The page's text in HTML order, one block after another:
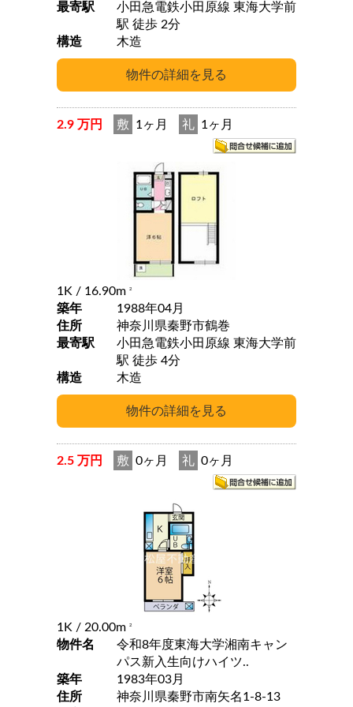
最寄駅
小田急電鉄小田原線 東海大学前
駅 徒歩 2分
構造
木造
2.9 万円 敷 1ヶ月 礼 1ヶ月
1K / 16.90m 2
築年
1988年04月
住所
神奈川県秦野市鶴巻
最寄駅
小田急電鉄小田原線 東海大学前
駅 徒歩 4分
構造
木造
2.5 万円 敷 0ヶ月 礼 0ヶ月
1K / 20.00m 2
物件名
令和8年度東海大学湘南キャン
パス新入生向けハイツ..
築年
1983年03月
住所
神奈川県秦野市南矢名1-8-13